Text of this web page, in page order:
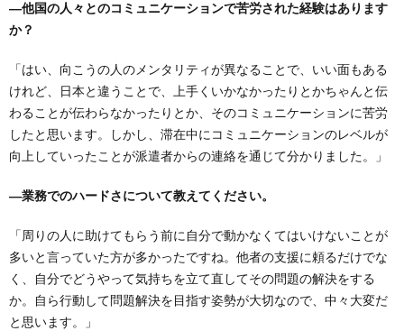
―他国の人々とのコミュニケーションで苦労された経験はあります
か？
「はい、向こうの人のメンタリティが異なることで、いい面もある
けれど、日本と違うことで、上手くいかなかったりとかちゃんと伝
わることが伝わらなかったりとか、そのコミュニケーションに苦労
したと思います。しかし、滞在中にコミュニケーションのレベルが
向上していったことが派遣者からの連絡を通じて分かりました。」
―業務でのハードさについて教えてください。
「周りの人に助けてもらう前に自分で動かなくてはいけないことが
多いと言っていた方が多かったですね。他者の支援に頼るだけでな
く、自分でどうやって気持ちを立て直してその問題の解決をする
か。自ら行動して問題解決を目指す姿勢が大切なので、中々大変だ
と思います。」